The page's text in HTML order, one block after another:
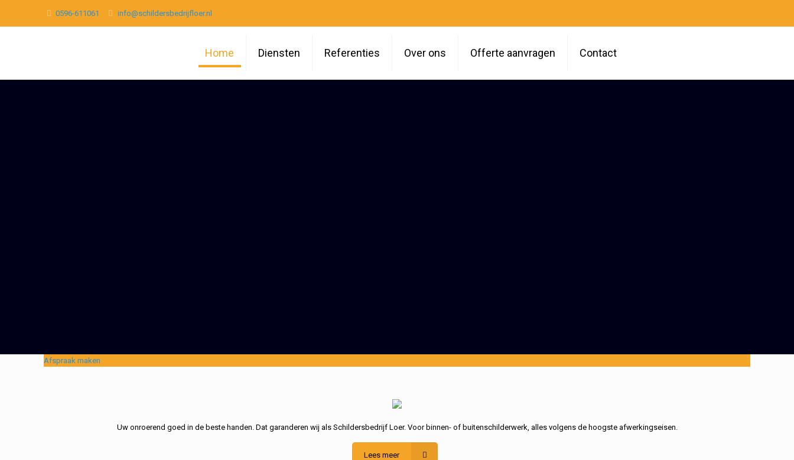
0596-611061 info@schildersbedrijfloer.nl
Home Diensten Referenties Over ons Offerte aanvragen Contact
Afspraak maken
Uw onroerend goed in de beste handen. Dat garanderen wij als Schildersbedrijf Loer. Voor binnen- of buitenschilderwerk, alles volgens de hoogste afwerkingseisen.
Lees meer